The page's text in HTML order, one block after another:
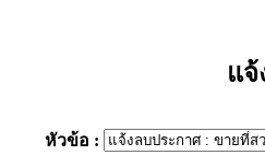
แจ้
หัวข้อ :